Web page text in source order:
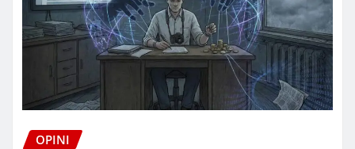
OPINI